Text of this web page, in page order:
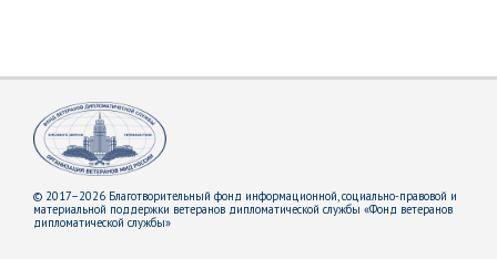
© 2017–2026 Благотворительный фонд информационной, социально-правовой и
материальной поддержки ветеранов дипломатической службы «Фонд ветеранов
дипломатической службы»